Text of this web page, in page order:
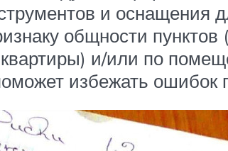
и
общности
и/или по
избежать ошибок